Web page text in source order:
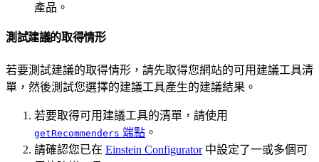
產品。
測試建議的取得情形
若要測試建議的取得情形，請先取得您網站的可用建議工具清
單，然後測試您選擇的建議工具產生的建議結果。
若要取得可用建議工具的清單，請使用
getRecommenders 端點 。
請確認您已在 Einstein Configurator中設定了一或多個可